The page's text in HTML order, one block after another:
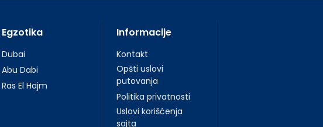
Egzotika
Dubai
Abu Dabi
Ras El Hajm
Informacije
Kontakt
Opšti uslovi
putovanja
Politika privatnosti
Uslovi korišćenja
sajta